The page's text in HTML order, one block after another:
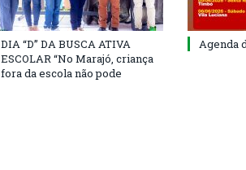
DIA “D” DA BUSCA ATIVA
ESCOLAR “No Marajó, criança
fora da escola não pode
Agenda